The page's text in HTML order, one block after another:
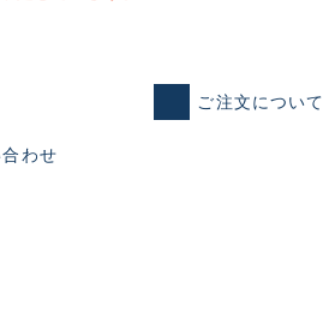
れた未使用
ご注文について
わせ